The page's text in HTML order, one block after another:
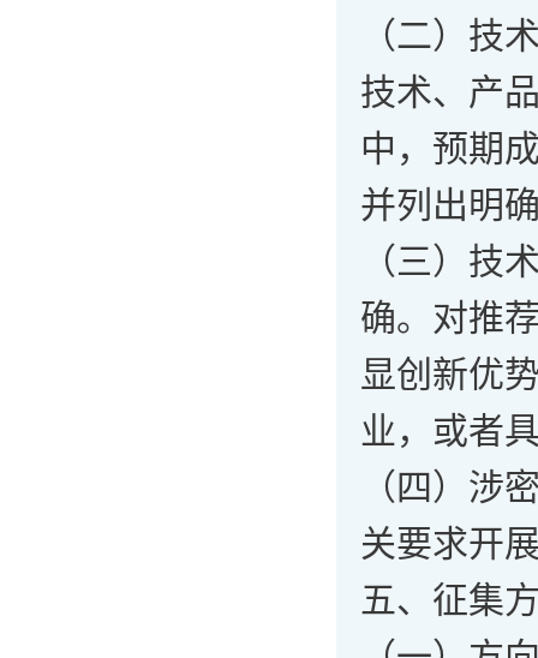
（二）技
技术、产
中，预期
并列出明
（三）技
确。对推
显创新优
业，或者
（四）涉
关要求开
五、征集